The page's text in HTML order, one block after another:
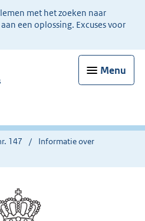
met het zoeken naar
een oplossing. Excuses voor
Menu
147
Informatie over